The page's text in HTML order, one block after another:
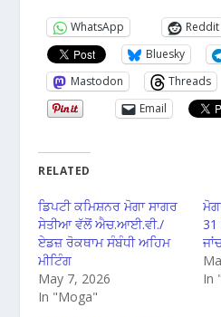
WhatsApp
Reddit
Bluesky
Mastodon
Threads
Email
RELATED
ਡਿਪਟੀ ਕਮਿਸ਼ਨਰ ਮੋਗਾ ਸਾਗਰ
ਸੇਤੀਆ ਵੱਲੋਂ ਐਚ.ਆਈ.ਵੀ./
ਏਡਜ਼ ਰੋਕਥਾਮ ਸੰਬੰਧੀ ਅਹਿਮ
ਮੀਟਿੰਗ
May 7, 2026
In "Moga"
31
In